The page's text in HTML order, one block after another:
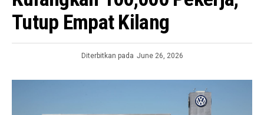
Tutup Empat Kilang
Diterbitkan pada June 26, 2026